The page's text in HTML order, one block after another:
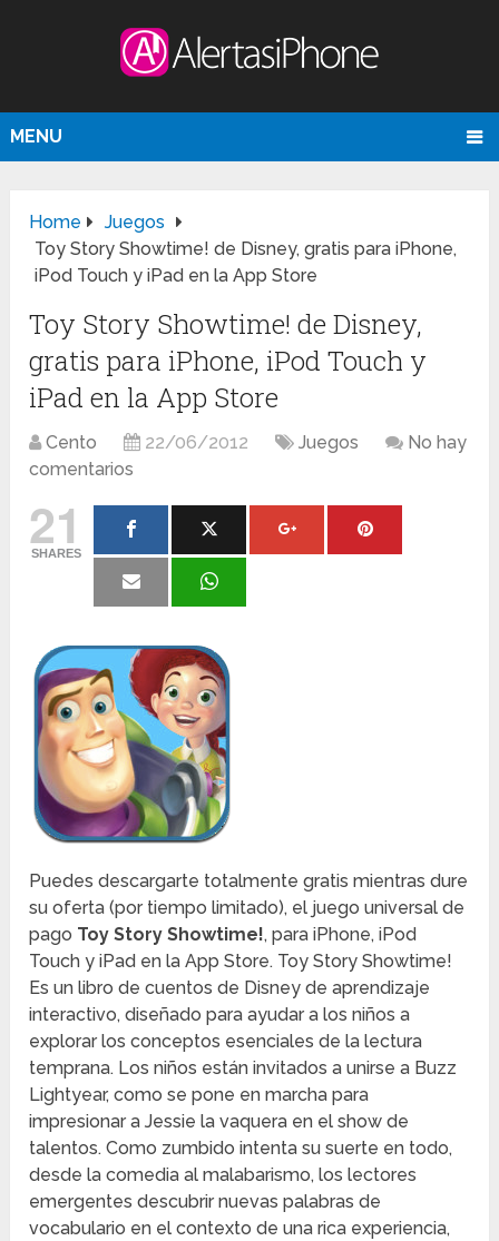
MENU
Home
Juegos
Toy Story Showtime! de Disney, gratis para iPhone,
iPod Touch y iPad en la App Store
Toy Story Showtime! de Disney,
gratis para iPhone, iPod Touch y
iPad en la App Store
Cento 22/06/2012 Juegos
No hay
comentarios
21
SHARES
Puedes descargarte totalmente gratis mientras dure
su oferta (por tiempo limitado), el juego universal de
pago Toy Story Showtime!, para iPhone, iPod
Touch y iPad en la App Store. Toy Story Showtime!
Es un libro de cuentos de Disney de aprendizaje
interactivo, diseñado para ayudar a los niños a
explorar los conceptos esenciales de la lectura
temprana. Los niños están invitados a unirse a Buzz
Lightyear, como se pone en marcha para
impresionar a Jessie la vaquera en el show de
talentos. Como zumbido intenta su suerte en todo,
desde la comedia al malabarismo, los lectores
emergentes descubrir nuevas palabras de
vocabulario en el contexto de una rica experiencia,